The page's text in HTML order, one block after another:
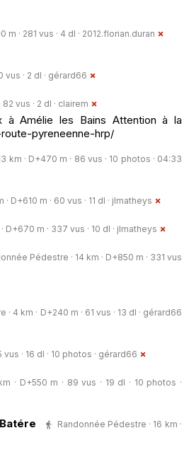
· 281 vus · 4 dl · 2012.florian.duran
· 2 dl · gérard66
vus · 2 dl · clairem
à Amélie les Bains Attention à la
pyreneenne-hrp/
km · D+470 m · 86 vus · 10 photos · 04:33
D+610 m · 60 vus · 11 dl · jlmatheys
m · 337 vus · 10 dl · jlmatheys
Pédestre · 14 km · D+850 m · 331 vus
4 km · D+240 m · 61 vus · 13 dl · gérard66
· 16 dl · 10 photos · gérard66
· D+550 m · 89 vus · 19 dl · 10 photos ·
Randonnée Pédestre · 16 km ·